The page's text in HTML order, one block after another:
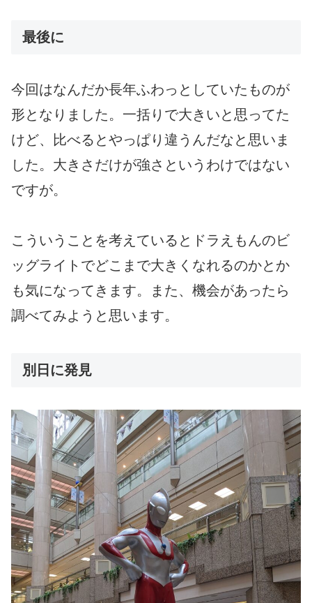
最後に
今回はなんだか長年ふわっとしていたものが
形となりました。一括りで大きいと思ってた
けど、比べるとやっぱり違うんだなと思いま
した。大きさだけが強さというわけではない
ですが。
こういうことを考えているとドラえもんのビ
ッグライトでどこまで大きくなれるのかとか
も気になってきます。また、機会があったら
調べてみようと思います。
別日に発見